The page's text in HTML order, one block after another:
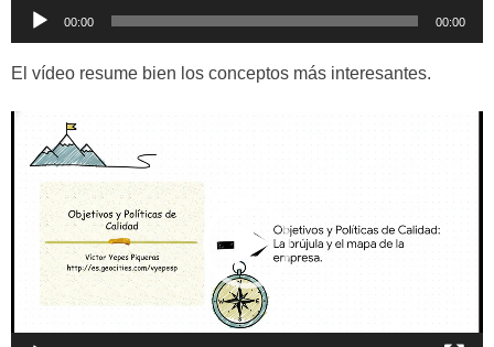
Reproductor
audio
00:00 00:00
El vídeo resume bien los conceptos más interesantes.
Reproductor